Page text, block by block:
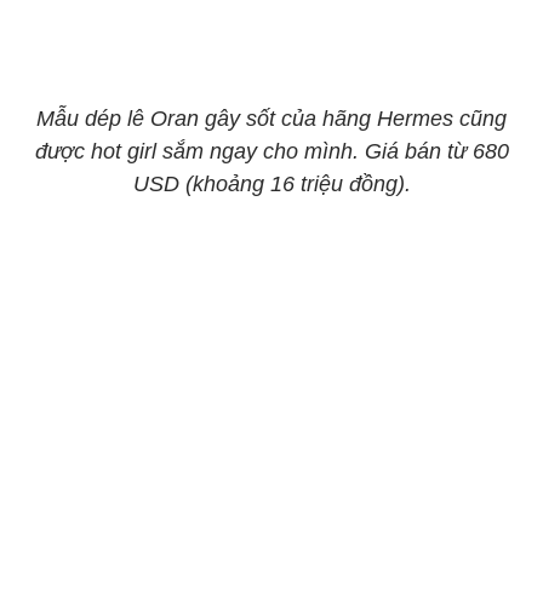
Mẫu dép lê Oran gây sốt của hãng Hermes cũng
được hot girl sắm ngay cho mình. ​​​​Giá bán từ 680
USD (khoảng 16 triệu đồng).